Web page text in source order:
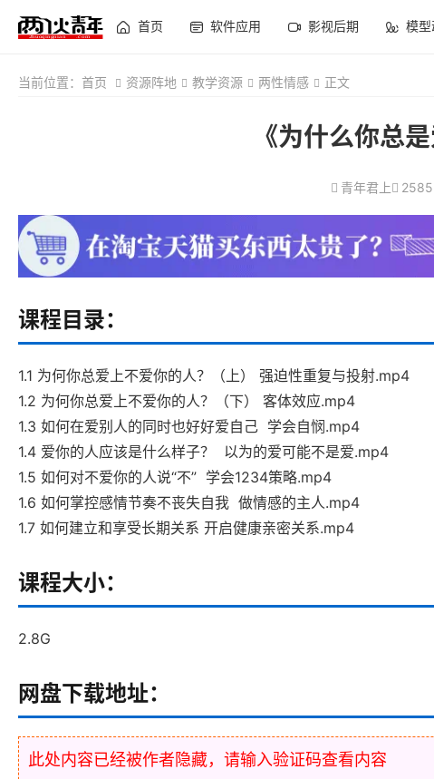
首页 软件应用 影视后期 模型
当前位置： 首页 资源阵地 教学资源 两性情感 正文
《为什么你总
青年君上 2585
课程目录：
1.1 为何你总爱上不爱你的人？（上） 强迫性重复与投射.mp4
1.2 为何你总爱上不爱你的人？（下） 客体效应.mp4
1.3 如何在爱别人的同时也好好爱自己 学会自悯.mp4
1.4 爱你的人应该是什么样子？ 以为的爱可能不是爱.mp4
1.5 如何对不爱你的人说“不” 学会1234策略.mp4
1.6 如何掌控感情节奏不丧失自我 做情感的主人.mp4
1.7 如何建立和享受长期关系 开启健康亲密关系.mp4
课程大小：
2.8G
网盘下载地址：
此处内容已经被作者隐藏，请输入验证码查看内容